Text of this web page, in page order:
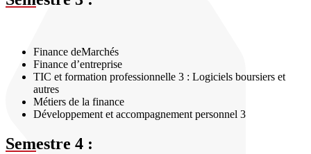
Finance deMarchés
Finance d’entreprise
TIC et formation professionnelle 3 : Logiciels boursiers et
autres
Métiers de la finance
Développement et accompagnement personnel 3
Semestre 4 :